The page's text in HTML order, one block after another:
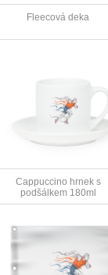
Fleecová deka
Cappuccino hrnek s
podšálkem 180ml